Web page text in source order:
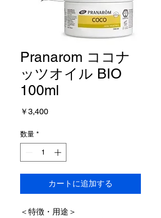
Pranarom ココナ
ッツオイル BIO
100ml
￥3,400価
数量 *
カートに追加する
＜特徴・用途＞